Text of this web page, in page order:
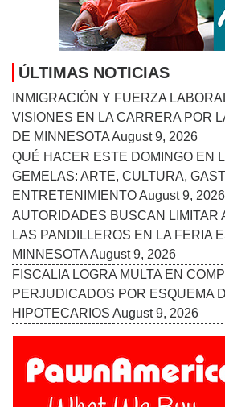
ÚLTIMAS NOTICIAS
INMIGRACIÓN Y FUERZA
VISIONES EN LA CARRERA POR
DE MINNESOTAAugust 9, 2026
QUÉ HACER ESTE DOMINGO EN
GEMELAS: ARTE, CULTURA,
ENTRETENIMIENTOAugust 9, 2026
AUTORIDADES BUSCAN LIMITAR
LAS PANDILLEROS EN LA FERIA
MINNESOTAAugust 9, 2026
FISCALIA LOGRA MULTA EN
PERJUDICADOS POR ESQUEMA
HIPOTECARIOS August 9, 2026